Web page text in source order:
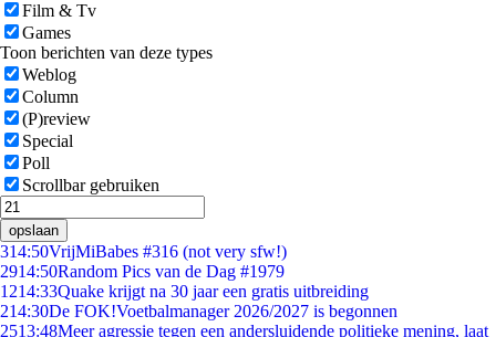
Film & Tv
Games
Toon berichten van deze types
Weblog
Column
(P)review
Special
Poll
Scrollbar gebruiken
opslaan
314:50VrijMiBabes #316 (not very sfw!)
2914:50Random Pics van de Dag #1979
1214:33Quake krijgt na 30 jaar een gratis uitbreiding
214:30De FOK!Voetbalmanager 2026/2027 is begonnen
2513:48Meer agressie tegen een andersluidende politieke mening, laat